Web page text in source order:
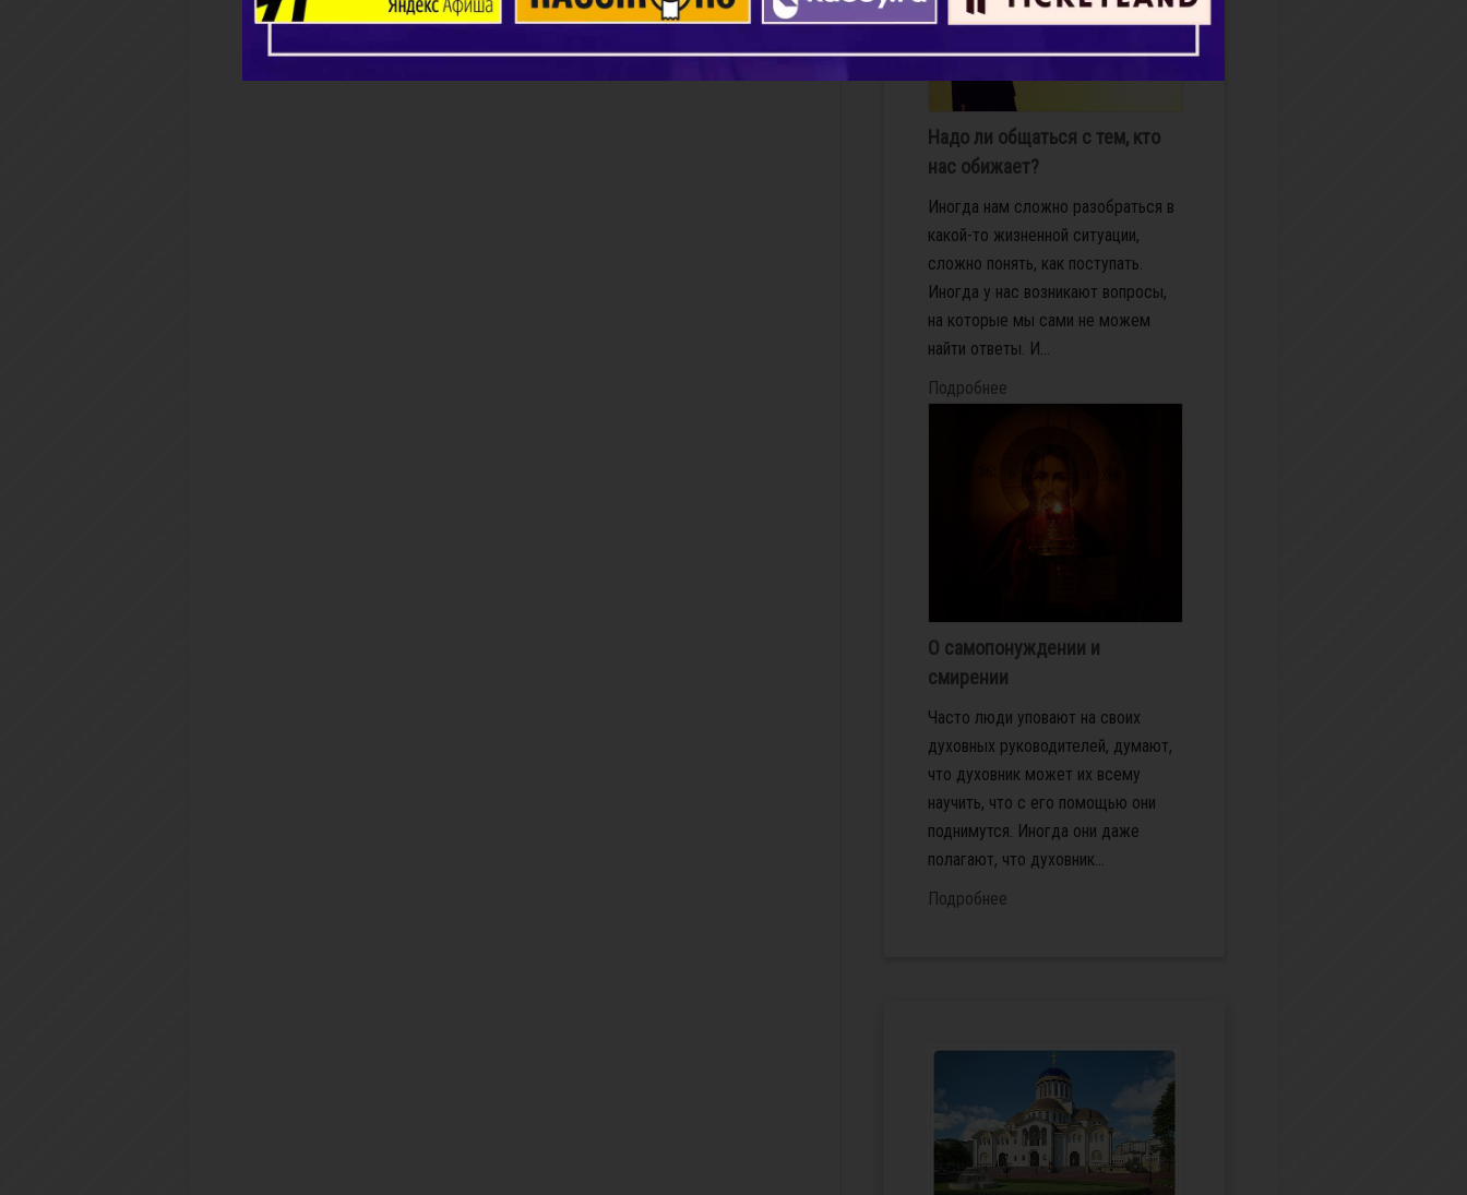
Надо ли общаться с тем, кто
нас обижает?
Иногда нам сложно разобраться в
какой-то жизненной ситуации,
сложно понять, как поступать.
Иногда у нас возникают вопросы,
на которые мы сами не можем
найти ответы. И...
Подробнее
О самопонуждении и
смирении
Часто люди уповают на своих
духовных руководителей, думают,
что духовник может их всему
научить, что с его помощью они
поднимутся. Иногда они даже
полагают, что духовник...
Подробнее